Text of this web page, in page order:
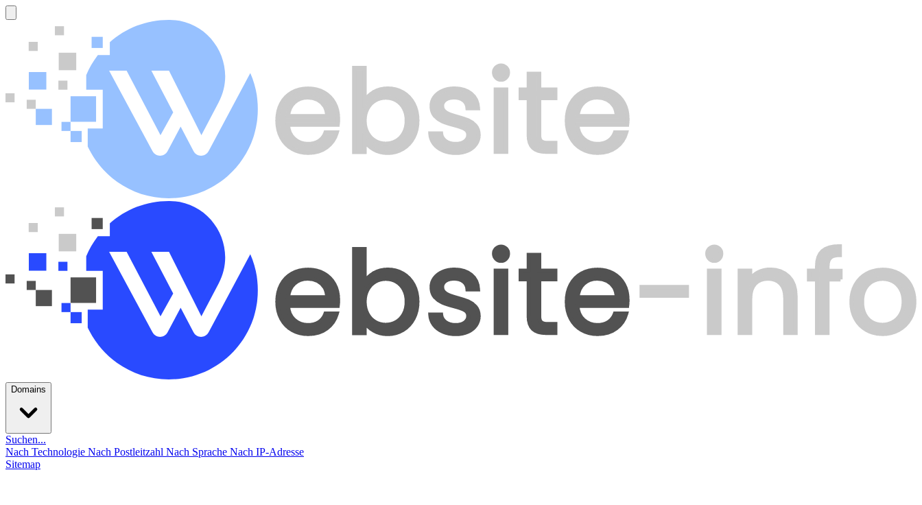
Domains
Suchen...
Nach Technologie Nach Postleitzahl Nach Sprache Nach IP-Adresse
Sitemap